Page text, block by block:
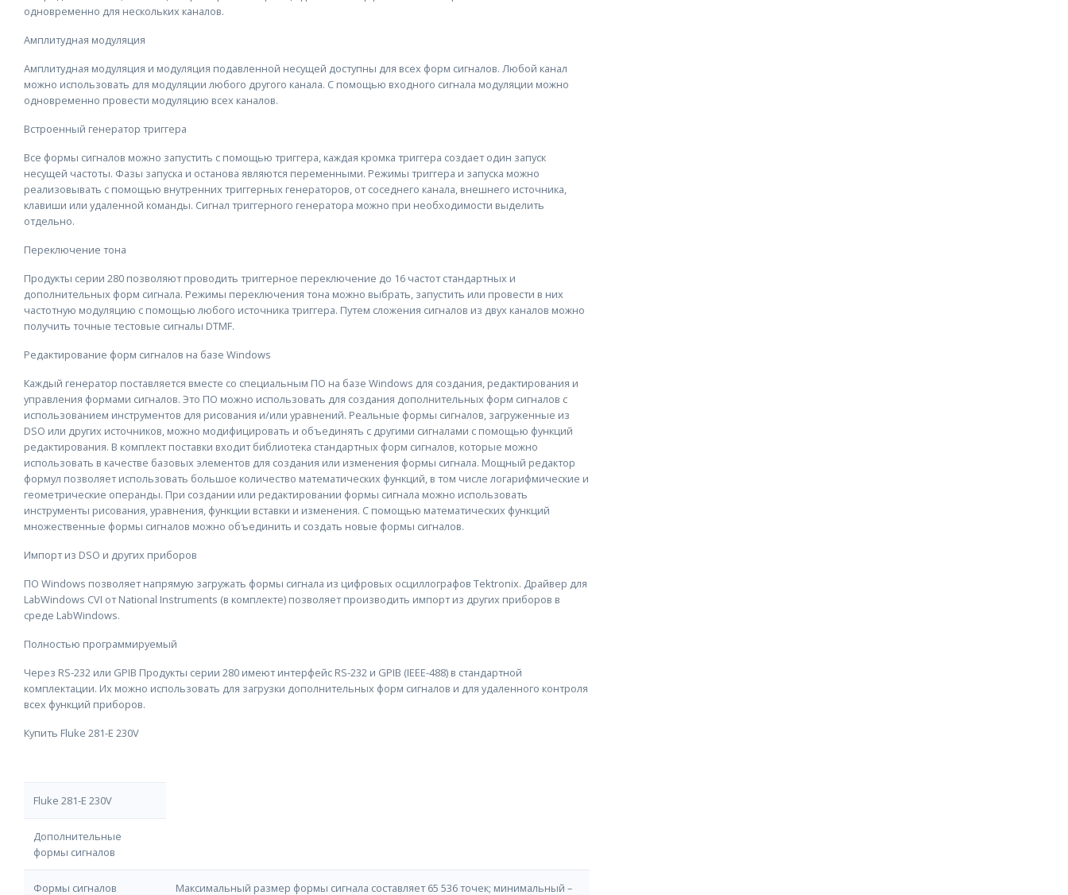
одновременно для нескольких каналов.
Амплитудная модуляция
Амплитудная модуляция и модуляция подавленной несущей доступны для всех форм сигналов. Любой канал
можно использовать для модуляции любого другого канала. С помощью входного сигнала модуляции можно
одновременно провести модуляцию всех каналов.
Встроенный генератор триггера
Все формы сигналов можно запустить с помощью триггера, каждая кромка триггера создает один запуск
несущей частоты. Фазы запуска и останова являются переменными. Режимы триггера и запуска можно
реализовывать с помощью внутренних триггерных генераторов, от соседнего канала, внешнего источника,
клавиши или удаленной команды. Сигнал триггерного генератора можно при необходимости выделить
отдельно.
Переключение тона
Продукты серии 280 позволяют проводить триггерное переключение до 16 частот стандартных и
дополнительных форм сигнала. Режимы переключения тона можно выбрать, запустить или провести в них
частотную модуляцию с помощью любого источника триггера. Путем сложения сигналов из двух каналов можно
получить точные тестовые сигналы DTMF.
Редактирование форм сигналов на базе Windows
Каждый генератор поставляется вместе со специальным ПО на базе Windows для создания, редактирования и
управления формами сигналов. Это ПО можно использовать для создания дополнительных форм сигналов с
использованием инструментов для рисования и/или уравнений. Реальные формы сигналов, загруженные из
DSO или других источников, можно модифицировать и объединять с другими сигналами с помощью функций
редактирования. В комплект поставки входит библиотека стандартных форм сигналов, которые можно
использовать в качестве базовых элементов для создания или изменения формы сигнала. Мощный редактор
формул позволяет использовать большое количество математических функций, в том числе логарифмические и
геометрические операнды. При создании или редактировании формы сигнала можно использовать
инструменты рисования, уравнения, функции вставки и изменения. С помощью математических функций
множественные формы сигналов можно объединить и создать новые формы сигналов.
Импорт из DSO и других приборов
ПО Windows позволяет напрямую загружать формы сигнала из цифровых осциллографов Tektronix. Драйвер для
LabWindows CVI от National Instruments (в комплекте) позволяет производить импорт из других приборов в
среде LabWindows.
Полностью программируемый
Через RS-232 или GPIB Продукты серии 280 имеют интерфейс RS-232 и GPIB (IEEE-488) в стандартной
комплектации. Их можно использовать для загрузки дополнительных форм сигналов и для удаленного контроля
всех функций приборов.
Купить Fluke 281-E 230V
Fluke 281-E 230V
Дополнительные
формы сигналов
Формы сигналов Максимальный размер формы сигнала составляет 65 536 точек; минимальный –